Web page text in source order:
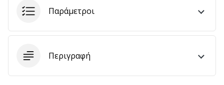
Εμφάνιση
των
άρθρων
Παράμετροι
Περιγραφή